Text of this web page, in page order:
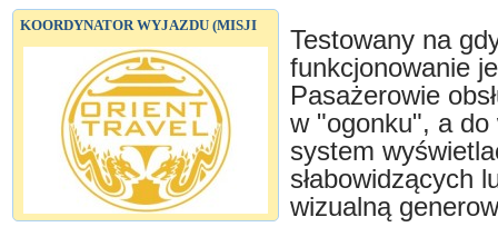
KOORDYNATOR WYJAZDU (MISJI
Testowany na
funkcjonowanie
Pasażerowie
w "ogonku", a do
system
słabowidzących
wizualną